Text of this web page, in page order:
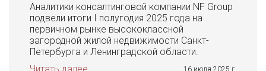
Аналитики консалтинговой компании NF Group
подвели итоги I полугодия 2025 года на
первичном рынке высококлассной
загородной жилой недвижимости Санкт-
Петербурга и Ленинградской области.
Читать далее
16 июля 2025 г.